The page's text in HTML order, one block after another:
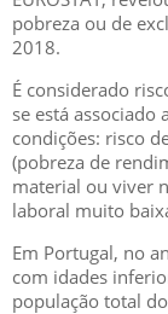
pobreza ou de
2018.
É considerado
se está associado
condições: risco
(pobreza de
material ou viver
laboral muito
Em Portugal, no
com idades
população total